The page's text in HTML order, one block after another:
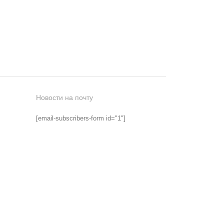
Новости на почту
[email-subscribers-form id="1"]